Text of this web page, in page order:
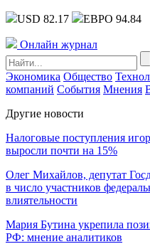
USD 82.17 ЕВРО 94.84
Онлайн журнал
Экономика Общество
компаний События Мнения
Другие новости
Налоговые поступления
выросли почти на 15%
Олег Михайлов, депутат
в число участников
влиятельности
Мария Бутина укрепила
РФ: мнение аналитиков